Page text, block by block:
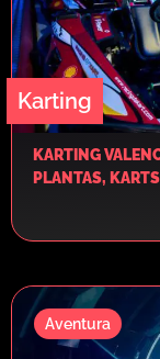
Karting
KARTING
PLANTAS,
Aventura